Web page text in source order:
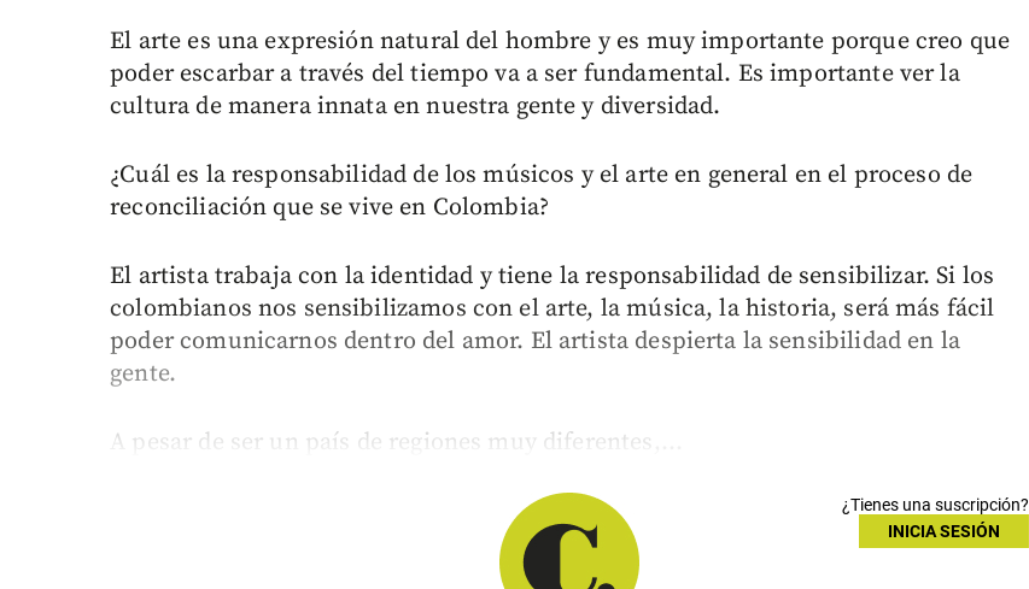
El arte es una expresión natural del hombre y es muy importante porque creo que
poder escarbar a través del tiempo va a ser fundamental. Es importante ver la
cultura de manera innata en nuestra gente y diversidad.
¿Cuál es la responsabilidad de los músicos y el arte en general en el proceso de
reconciliación que se vive en Colombia?
El artista trabaja con la identidad y tiene la responsabilidad de sensibilizar. Si los
colombianos nos sensibilizamos con el arte, la música, la historia, será más fácil
poder comunicarnos dentro del amor. El artista despierta la sensibilidad en la
gente.
A pesar de ser un país de regiones muy diferentes,...
¿Tienes una suscripción?
INICIA SESIÓN